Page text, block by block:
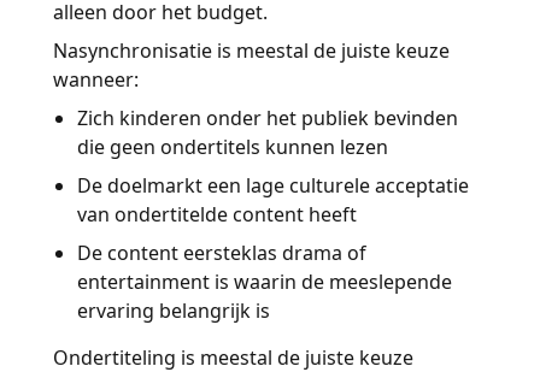
alleen door het budget.
Nasynchronisatie is meestal de juiste keuze
wanneer:
Zich kinderen onder het publiek bevinden
die geen ondertitels kunnen lezen
De doelmarkt een lage culturele acceptatie
van ondertitelde content heeft
De content eersteklas drama of
entertainment is waarin de meeslepende
ervaring belangrijk is
Ondertiteling is meestal de juiste keuze